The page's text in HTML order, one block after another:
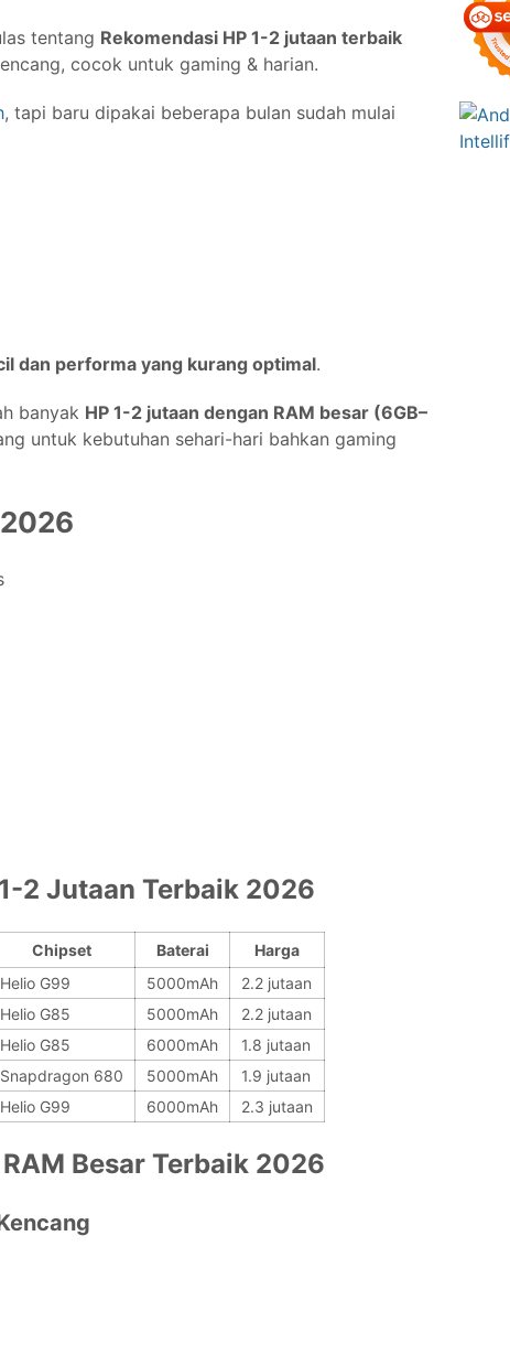
tentang Rekomendasi HP 1-2 jutaan terbaik
cocok untuk gaming & harian.
, tapi baru dipakai beberapa bulan sudah mulai
dan performa yang kurang optimal.
banyak HP 1-2 jutaan dengan RAM besar (6GB–
untuk kebutuhan sehari-hari bahkan gaming
2 Jutaan Terbaik 2026
Chipset Baterai
Harga
Helio G99 5000mAh
2.2 jutaan
Helio G85 5000mAh
2.2 jutaan
Helio G85 6000mAh
1.8 jutaan
Snapdragon 680 5000mAh
1.9 jutaan
Helio G99 6000mAh 2.3 jutaan
Besar Terbaik 2026